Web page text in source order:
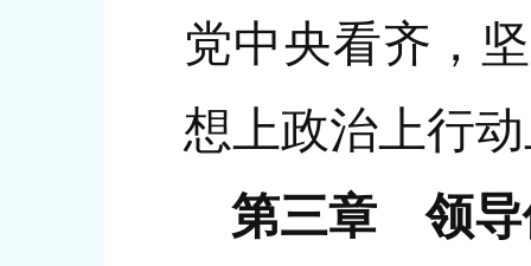
党中央看齐，
想上政治上行
第三章 领导